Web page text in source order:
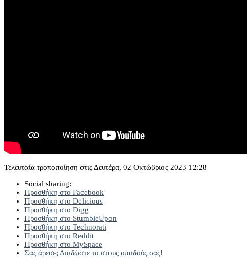
Τελευταία τροποποίηση στις Δευτέρα, 02 Οκτώβριος 2023 12:28
Social sharing:
Προσθήκη στο Facebook
Προσθήκη στο Delicious
Προσθήκη στο Digg
Προσθήκη στο StumbleUpon
Προσθήκη στο Technorati
Προσθήκη στο Reddit
Προσθήκη στο MySpace
Σας άρεσε; Διαδώστε το στους οπαδούς σας!